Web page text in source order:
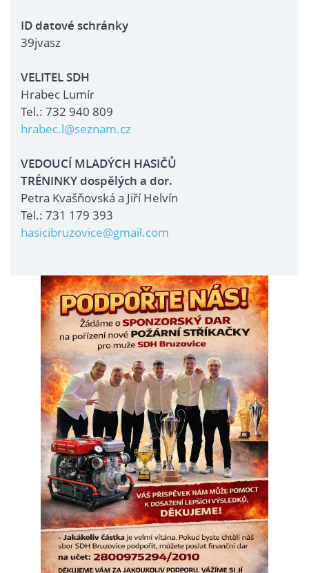
ID datové schránky
39jvasz
VELITEL SDH
Hrabec Lumír
Tel.: 732 940 809
hrabec.l@seznam.cz
VEDOUCÍ MLADÝCH HASIČŮ
TRÉNINKY dospělých a dor.
Petra Kvašňovská a Jiří Helvín
Tel.: 731 179 393
hasicibruzovice@gmail.com